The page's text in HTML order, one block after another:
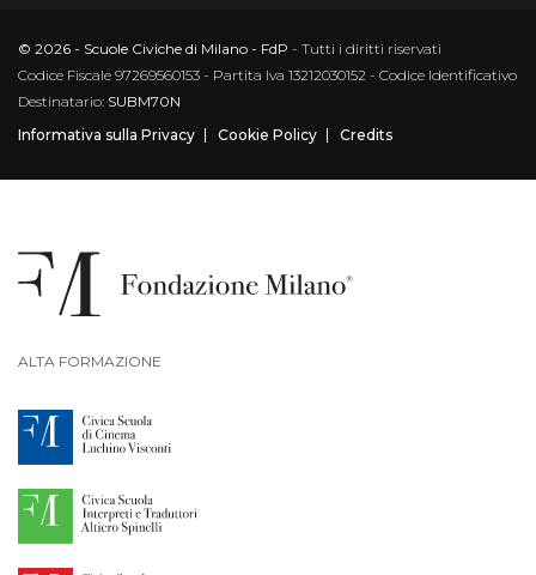
© 2026 - Scuole Civiche di Milano - FdP - Tutti i diritti riservati
Codice Fiscale 97269560153 - Partita Iva 13212030152 - Codice Identificativo
Destinatario: SUBM70N
Informativa sulla Privacy
Cookie Policy Credits
ALTA FORMAZIONE